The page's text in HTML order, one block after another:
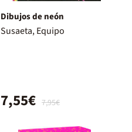
Dibujos de neón
Susaeta, Equipo
7,95€
7,55€